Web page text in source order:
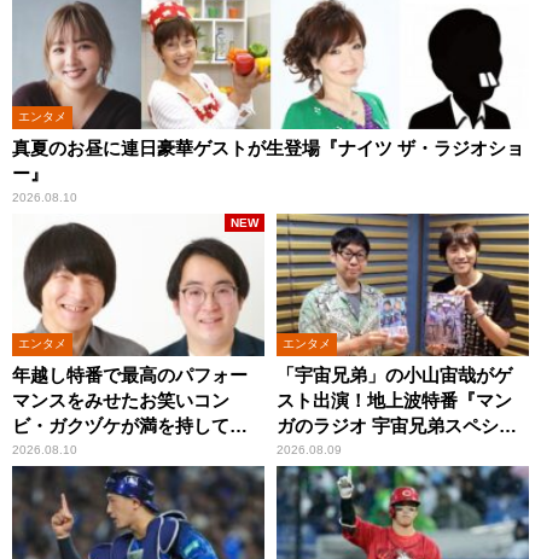
エンタメ
真夏のお昼に連日豪華ゲストが生登場『ナイツ ザ・ラジオショ
ー』
2026.08.10
エンタメ
年越し特番で最高のパフォー
マンスをみせたお笑いコン
ビ・ガクヅケが満を持して
『オールナイトニッポン
0(ZERO)』に登場！
2026.08.10
NEW
エンタメ
「宇宙兄弟」の小山宙哉がゲ
スト出演！地上波特番『マン
ガのラジオ 宇宙兄弟スペシャ
ル 』
2026.08.09